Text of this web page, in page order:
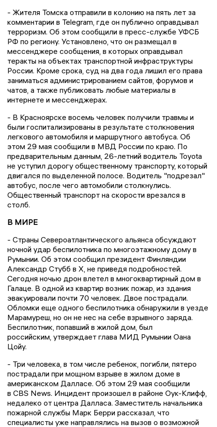
- Жителя Томска отправили в колонию на пять лет за
комментарии в Telegram, где он публично оправдывал
терроризм. Об этом сообщили в пресс-службе УФСБ
РФ по региону. Установлено, что он размещал в
мессенджере сообщения, в которых оправдывал
теракты на объектах транспортной инфраструктуры
России. Кроме срока, суд на два года лишил его права
заниматься администрированием сайтов, форумов и
чатов, а также публиковать любые материалы в
интернете и мессенджерах.
- В Красноярске восемь человек получили травмы и
были госпитализированы в результате столкновения
легкового автомобиля и маршрутного автобуса. Об
этом 29 мая сообщили в МВД России по краю. По
предварительным данным, 26-летний водитель Toyota
не уступил дорогу общественному транспорту, который
двигался по выделенной полосе. Водитель "подрезал"
автобус, после чего автомобили столкнулись.
Общественный транспорт на скорости врезался в
столб.
В МИРЕ
- Страны Североатлантического альянса обсуждают
ночной удар беспилотника по многоэтажному дому в
Румынии. Об этом сообщил президент Финляндии
Александр Стубб в X, не приведя подробностей.
Сегодня ночью дрон влетел в многоквартирный дом в
Галаце. В одной из квартир возник пожар, из здания
эвакуировали почти 70 человек. Двое пострадали.
Обломки еще одного беспилотника обнаружили в уезде
Марамуреш, но он не нес на себе взрывного заряда.
Беспилотник, попавший в жилой дом, был
российским, утверждает глава МИД Румынии Оана
Цойу.
- Три человека, в том числе ребенок, погибли, пятеро
пострадали при мощном взрыве в жилом доме в
американском Далласе. Об этом 29 мая сообщили
в CBS News. Инцидент произошел в районе Оук-Клифф,
недалеко от центра Далласа. Заместитель начальника
пожарной службы Марк Берри рассказал, что
специалисты уже направлялись на вызов о возможной